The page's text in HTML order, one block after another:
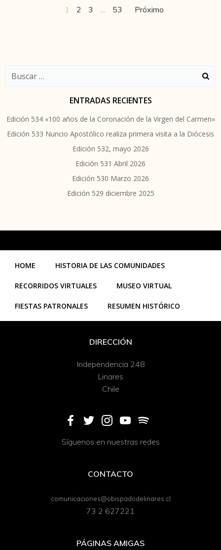
Navegación
Página
1 Página
2 Página
3 Página
53
entradas
Próximo
Buscar:
ENTRADAS RECIENTES
Edición 534 «100 años de la Coronación de la Virgen del Carmen»
Edición 533 Nuncio Apostólico realiza primera visita a la Diócesis
Edición 532, mayo 2026
Edición 531 Abril 2026
Edición 530 Marzo 2026
Edición 529 diciembre 2025
HOME HISTORIA DE LAS COMUNIDADES
RECORRIDOS VIRTUALES MUSEO VIRTUAL
FIESTAS PATRONALES RESUMEN HISTÓRICO
DIRECCIÓN
Independencia 248
Linares
Chile
Síguenos en nuestras redes
CONTACTO
comunicaciones@obispadodelinares.cl
73 2 627221
PÁGINAS AMIGAS